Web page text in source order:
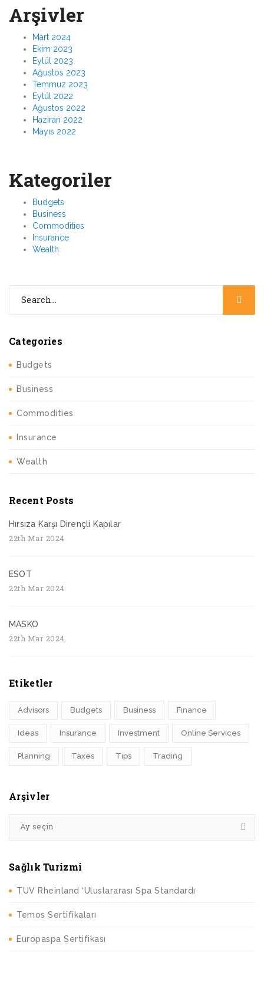
Arşivler
Mart 2024
Ekim 2023
Eylül 2023
Ağustos 2023
Temmuz 2023
Eylül 2022
Ağustos 2022
Haziran 2022
Mayıs 2022
Kategoriler
Budgets
Business
Commodities
Insurance
Wealth
Categories
Budgets
Business
Commodities
Insurance
Wealth
Recent Posts
Hırsıza Karşı Dirençli Kapılar
22th Mar 2024
ESOT
22th Mar 2024
MASKO
22th Mar 2024
Etiketler
Advisors Budgets Business Finance
Ideas Insurance Investment Online Services
Planning Taxes Tips Trading
Arşivler
Ay seçin
Sağlık Turizmi
TUV Rheinland ‘Uluslararası Spa Standardı
Temos Sertifikaları
Europaspa Sertifikası